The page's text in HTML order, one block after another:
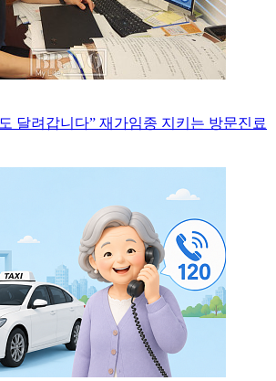
달려갑니다” 재가임종 지키는 방문진료